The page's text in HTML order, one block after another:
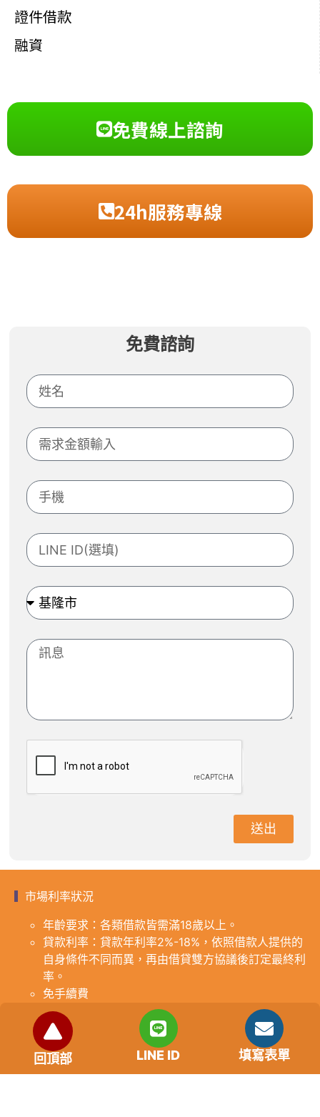
證件借款
融資
免費線上諮詢
24h服務專線
免費諮詢
送出
市場利率狀況
年齡要求：各類借款皆需滿18歲以上。
貸款利率：貸款年利率2%-18%，依照借款人提供的
自身條件不同而異，再由借貸雙方協議後訂定最終利
率。
免手續費
還款期限：最短1個月，最長180個月，依照借貸雙
方協議而訂。
範例試算：小明急需現金10萬元，經多方比較利率
後選定金主，雙方簽定於36個月內須還清借款，年
利率12%計算，每月利息1000元，無須手續費。
回頂部 LINE ID 填寫表單